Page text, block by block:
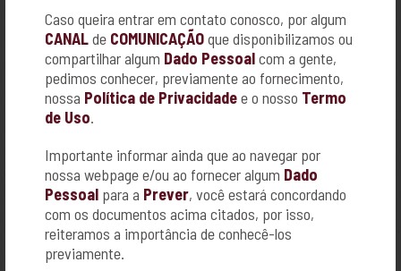
Caso queira entrar em contato conosco, por algum
CANALde COMUNICAÇÃOque disponibilizamos ou
compartilhar algum Dado Pessoalcom a gente,
pedimos conhecer, previamente ao fornecimento,
nossa Política de Privacidadee o nosso Termo
de Uso.
Importante informar ainda que ao navegar por
nossa webpage e/ou ao fornecer algum Dado
Pessoal para a Prever, você estará concordando
com os documentos acima citados, por isso,
reiteramos a importância de conhecê-los
previamente.
Evento é promovido pela Comunidade Zen Budista Zendo Brasil
Ribeirão Preto, e contou com abertura realizada pelo Monge
Kojun, lider e responsável por essa Comunidade.
ACESSE NOSSO PORTAL:
https://www.familiaprever.com.br/
ACESSE NOSSO FACEBOOK:
https://www.facebook.com/FamiliaPrever/